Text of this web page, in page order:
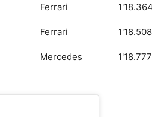
Ferrari 1'18.364
Ferrari 1'18.508
Mercedes 1'18.777